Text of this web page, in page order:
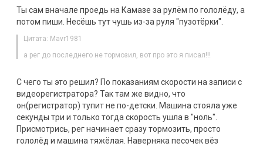
Ты сам вначале проедь на Камазе за рулём по гололёду, а
потом пиши. Несёшь тут чушь из-за руля "пузотёрки".
Цитата: Mavr1981
а рег до последнего не тормозил, вот про это я писал!!!
С чего ты это решил? По показаниям скорости на записи с
видеорегистратора? Так там же видно, что
он(регистратор) тупит не по-детски. Машина стояла уже
секунды три и только тогда скорость ушла в "ноль".
Присмотрись, рег начинает сразу тормозить, просто
гололёд и машина тяжёлая. Наверняка песочек вёз